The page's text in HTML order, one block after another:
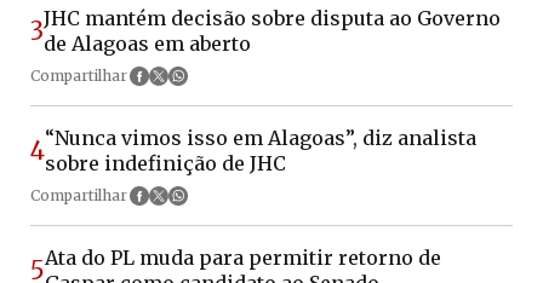
3JHC mantém decisão sobre disputa ao Governo
de Alagoas em aberto
Compartilhar
4“Nunca vimos isso em Alagoas”, diz analista
sobre indefinição de JHC
Compartilhar
5Ata do PL muda para permitir retorno de